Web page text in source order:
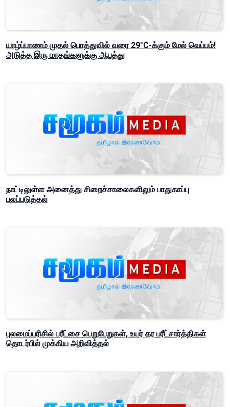
யாழ்ப்பாணம் முதல் பொத்துவில் வரை 29°C-க்கும் மேல் வெப்பம்!
அடுத்த இரு மாதங்களுக்கு ஆபத்து
நாட்டிலுள்ள அனைத்து சிறைச்சாலைகளிலும் பாதுகாப்பு
பலப்படுத்தல்
புலமைப்பரிசில் பரீட்சை பெறுபேறுகள், உயர் தர பரீட்சார்த்திகள்
தொடர்பில் முக்கிய அறிவித்தல்